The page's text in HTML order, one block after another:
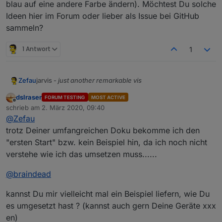
blau auf eine andere Farbe ändern). Möchtest Du solche
Ideen hier im Forum oder lieber als Issue bei GitHub
sammeln?
1 Antwort 1
Zefaujarvis - just another remarkable vis
Was ist jarvis?
jarvis ist eine Material Design Visualisierung, die auf
vor, die zur Visualisierung genutzt werden, aber sehr
flexibel konfiguriert werden können.
jarvis ist responsive und passt sich der Größe des
Screens an.
Das Layout ist flexibel konfigurierbar. Es können optional
(beliebig viele) Tabs verwendet werden. Jeder Tab kann
haben, die die einzelnen
(siehe Wiki je Modul
jarvis ist weitaus weniger flexibel als ioBroker.vis, aber
bietet dafür ein standardisiertes Design, um schnell eine
Offline
dslraser FORUM TESTING MOST ACTIVE
schrieb am 2. März 2020, 09:40
zuletzt editiert von
@Zefau
trotz Deiner umfangreichen Doku bekomme ich den
"ersten Start" bzw. kein Beispiel hin, da ich noch nicht
verstehe wie ich das umsetzen muss......
@braindead
kannst Du mir vielleicht mal ein Beispiel liefern, wie Du
es umgesetzt hast ? (kannst auch gern Deine Geräte xxx
en)